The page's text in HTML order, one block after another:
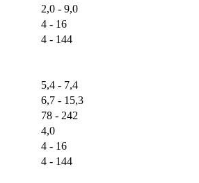
2,0 - 9,0
4 - 16
4 - 144
5,4 - 7,4
6,7 - 15,3
78 - 242
4,0
4 - 16
4 - 144